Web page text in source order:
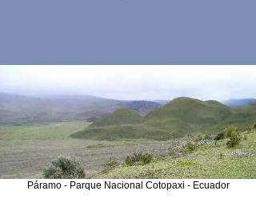
Páramo - Parque Nacional Cotopaxi - Ecuador